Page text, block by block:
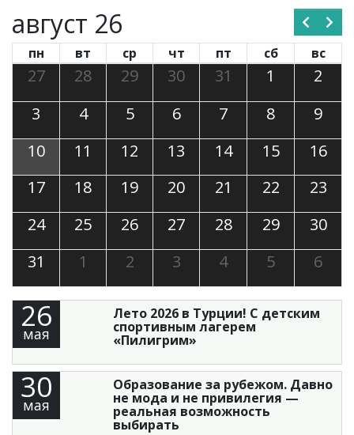
август 26
пн вт ср чт пт сб вс
27 28 29 30 31 1
2
3
4 5 6 7 8
9
10
11 12 13 14 15
16
17
18 19 20 21 22
23
24
25 26 27 28 29
30
31
1 2 3 4 5 6
26
мая
Лето 2026 в Турции! С детским
спортивным лагерем
«Пилигрим»
30
мая
Образование за рубежом. Давно
не мода и не привилегия —
реальная возможность
выбирать